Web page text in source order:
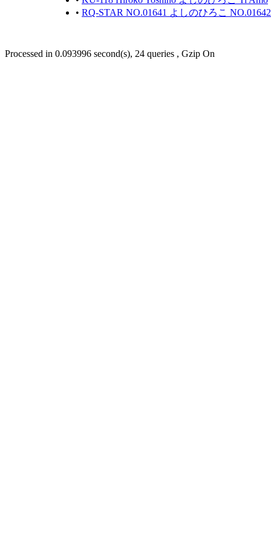
• RQ-STAR NO.01641 よしのひろこ
Processed in 0.093996 second(s), 24 queries , Gzip On